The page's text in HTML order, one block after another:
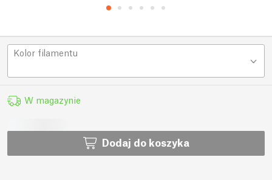
Kolor filamentu
W magazynie
Dodaj do koszyka